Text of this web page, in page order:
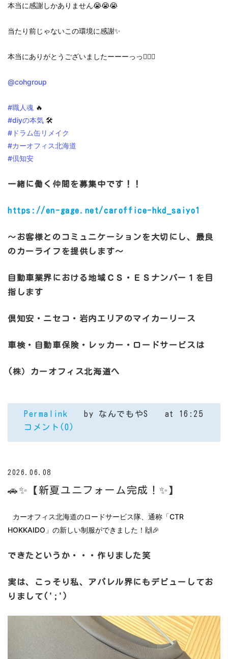
本当に感謝しかありません😭😭😭
当たり前じゃないこの環境に感謝✨
本当にありがとうございましたーーーっっ🙇‍♂️✨
@cohgroup
#職人魂 🔥
#diyの本気 🛠️
#ドラム缶リメイク
#カーオフィス北海道
#倶知安
一緒に働く仲間を募集中です！！
https://en-gage.net/caroffice-hkd_saiyo1
～お客様とのコミュニケーションを大切にし、最良
のカーライフを提供します～
自動車業界における地域ＣＳ・ＥＳナンバー１を目
指します
倶知安・ニセコ・岩内エリアのマイカーリース
車検・自動車保険・レッカー・ロードサービスは
(株）カーオフィス北海道へ
Permalink by なんでもやS
at 16:25
コメント(0)
2026.06.08
🚗✨【新夏ユニフォーム完成！✨】
カーオフィス北海道のロードサービス隊、通称「CTR
HOKKAIDO」の新しい制服ができました！🙌🎉
できたというか・・・作りました笑
実は、こっそり私、アパレル界にもデビューしてお
りまして(';')